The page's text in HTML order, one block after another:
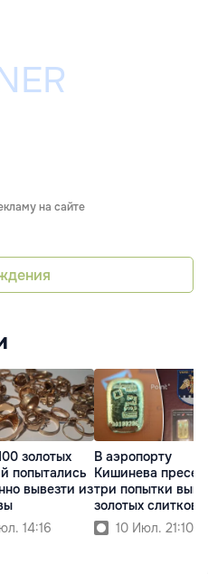
на сайте
золотых
попытались
вывезти из
14:16
В аэропорту
Кишинева
три попытки
золотых слитков
10 Июл. 21:10